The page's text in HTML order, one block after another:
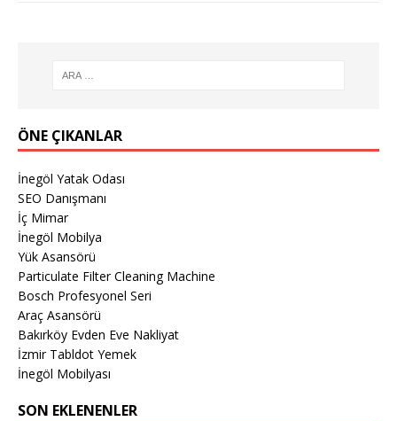
ÖNE ÇIKANLAR
İnegöl Yatak Odası
SEO Danışmanı
İç Mimar
İnegöl Mobilya
Yük Asansörü
Particulate Filter Cleaning Machine
Bosch Profesyonel Seri
Araç Asansörü
Bakırköy Evden Eve Nakliyat
İzmir Tabldot Yemek
İnegöl Mobilyası
SON EKLENENLER